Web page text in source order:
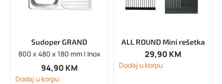
Sudoper GRAND
800 x 480 x 180 mm | Inox
94,90 KM
Dodaj u korpu
ALL ROUND Mini rešetka
29,90 KM
Dodaj u korpu